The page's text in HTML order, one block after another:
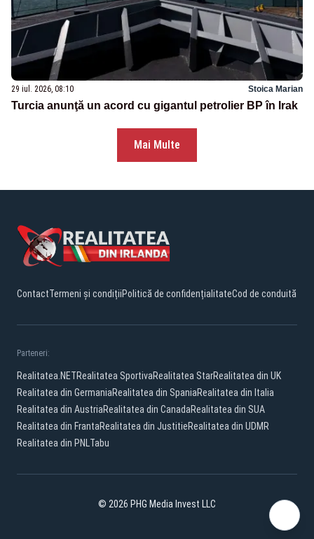
29 iul. 2026, 08:10 Stoica Marian
Turcia anunţă un acord cu gigantul petrolier BP în Irak
Mai Multe
ContactTermeni și condițiiPolitică de confidențialitateCod de conduită
Parteneri:
Realitatea.NETRealitatea SportivaRealitatea StarRealitatea din UK
Realitatea din GermaniaRealitatea din SpaniaRealitatea din Italia
Realitatea din AustriaRealitatea din CanadaRealitatea din SUA
Realitatea din FrantaRealitatea din JustitieRealitatea din UDMR
Realitatea din PNLTabu
© 2026 PHG Media Invest LLC